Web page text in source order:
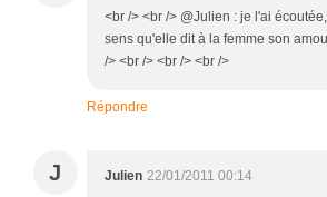
<br /> <br /> @Julien : je l'ai
sens qu'elle dit à la femme son
/> <br /> <br /> <br />
Répondre
J Julien 22/01/2011 00:14